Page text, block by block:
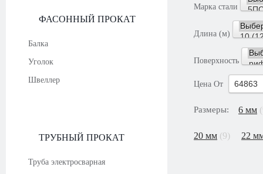
ФАСОННЫЙ ПРОКАТ
Балка
Уголок
Швеллер
ТРУБНЫЙ ПРОКАТ
Труба электросварная
Марка стали
Длина (м)
Поверхность
Цена От
Размеры: 6 мм
20 мм (9) 22